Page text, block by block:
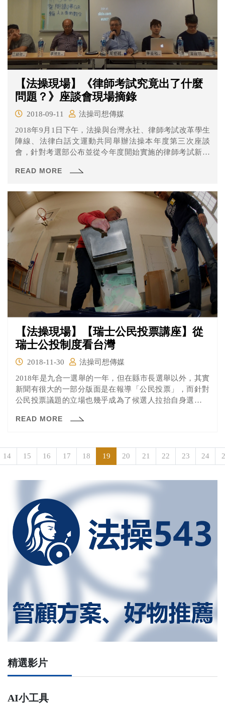
【法操現場】《律師考試究竟出了什麼
問題？》座談會現場摘錄
2018-09-11
法操司想傳媒
2018年9月1日下午，法操與台灣永社、律師考試改革學生
陣線、法律白話文運動共同舉辦法操本年度第三次座談
會，針對考選部公布並從今年度開始實施的律師考試新制
生、考生以及律師的廣泛討論，到底我國律師考試、養成
題？從不同的角色和角度來看及格新制，是否會有不一樣
的觀點呢？
READ MORE
【法操現場】【瑞士公民投票講座】從
瑞士公投制度看台灣
2018-11-30
法操司想傳媒
2018年是九合一選舉的一年，但在縣市長選舉以外，其實
新聞有很大的一部分版面是在報導「公民投票」，而針對
公民投票議題的立場也幾乎成為了候選人拉抬自身選票的
READ MORE
14 15 16 17 18 19 20 21 22 23 24
精選影片
AI小工具